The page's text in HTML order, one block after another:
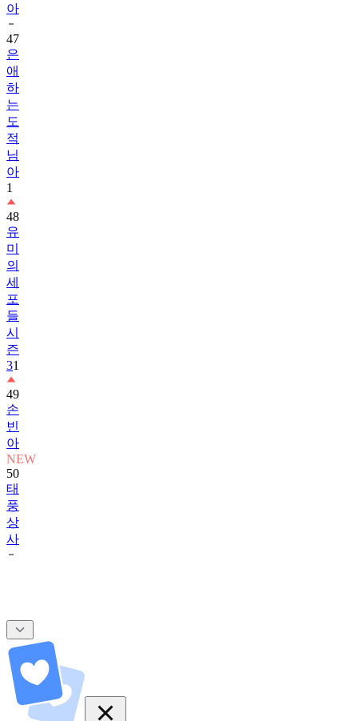
아
47
은
애
하
는
도
적
님
아
1
48
유
미
의
세
포
들
시
즌
31
49
손
빈
아
NEW
50
태
풍
상
사